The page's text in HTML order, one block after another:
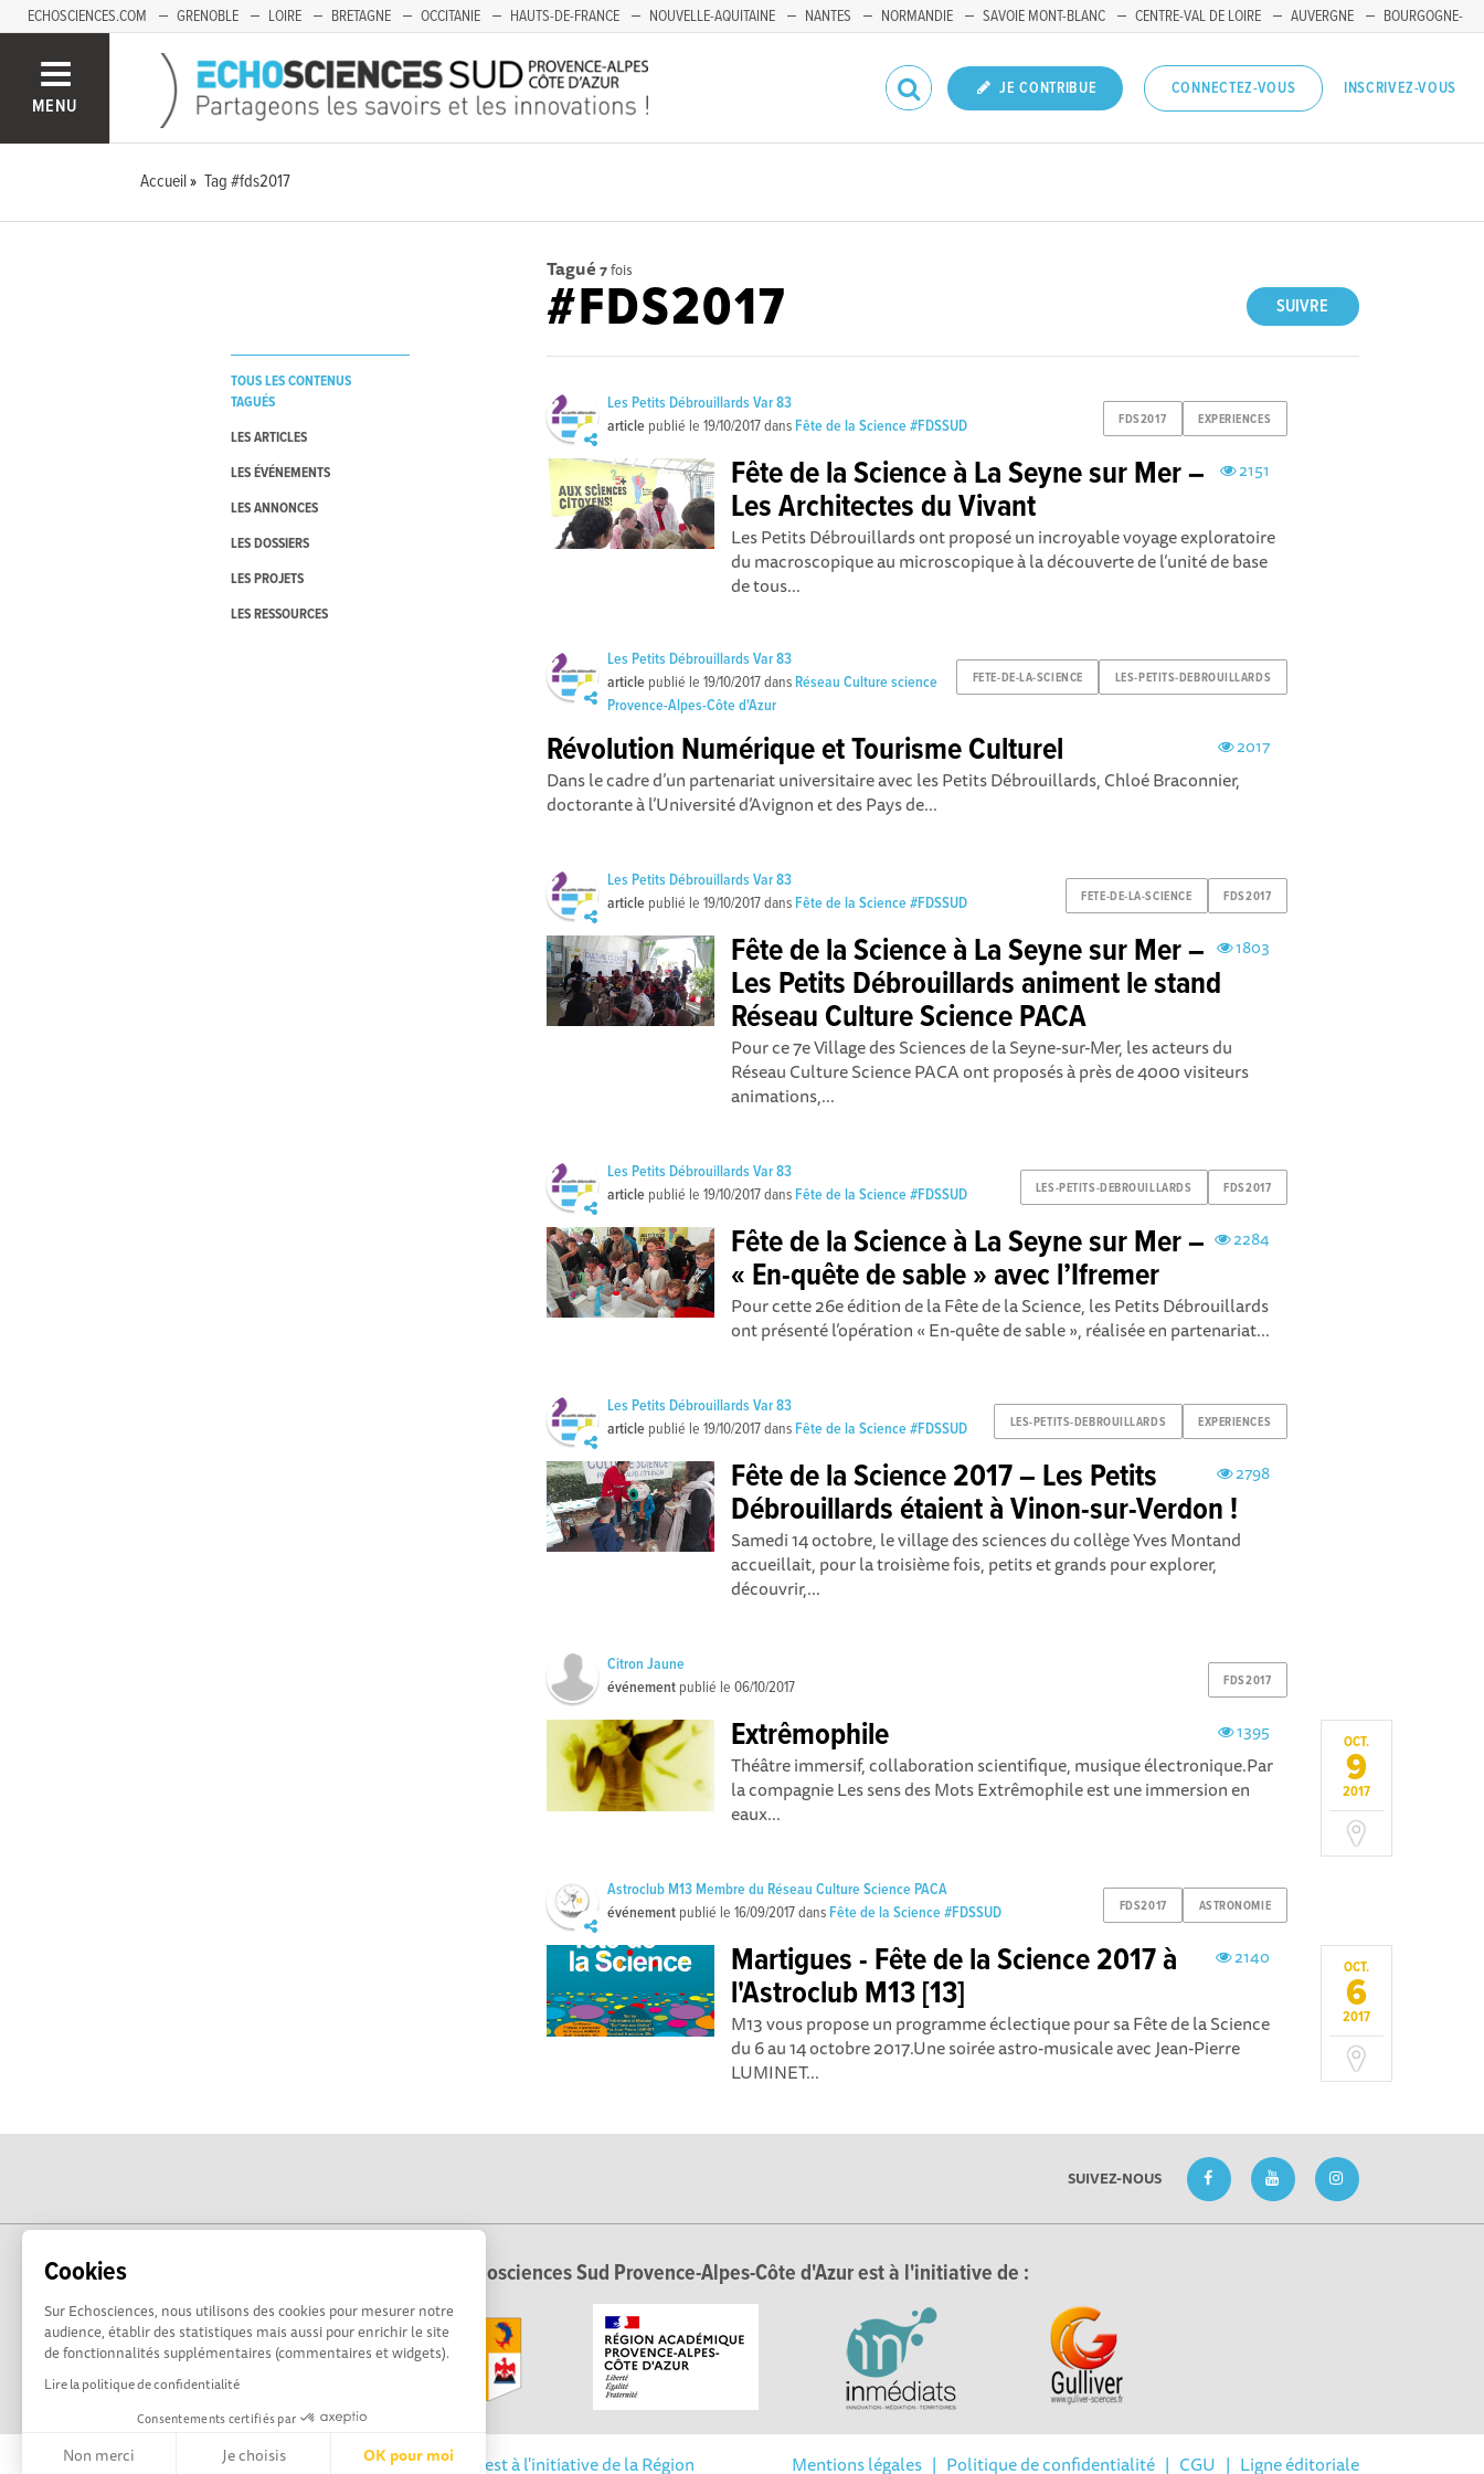
Cookies
Sur Echosciences, nous utilisons des cookies pour mesurer notre
audience, établir des statistiques mais aussi pour enrichir le site
de fonctionnalités supplémentaires (commentaires et widgets).
Lire la politique de confidentialité
Consentements certifiés par
Non merci Je choisis OK pour moi
ECHOSCIENCES.COM GRENOBLE LOIRE BRETAGNE OCCITANIE HAUTS-DE-FRANCE NOUVELLE-AQUITAINE NANTES NORMANDIE SAVOIE MONT-BLANC CENTRE-VAL DE LOIRE AUVERGNE
BOURGOGNE-
MENU
JE CONTRIBUE CONNECTEZ-VOUS INSCRIVEZ-VOUS
Accueil Tag #fds2017
TOUS LES CONTENUS
TAGUÉS
LES ARTICLES
LES ÉVÉNEMENTS
LES ANNONCES
LES DOSSIERS
LES PROJETS
LES RESSOURCES
Tagué 7fois
SUIVRE
#FDS2017
FDS2017 EXPERIENCES
Les Petits Débrouillards Var 83
article publié le19/10/2017dans Fête de la Science #FDSSUD
2151
Fête de la Science à La Seyne sur Mer –
Les Architectes du Vivant
Les Petits Débrouillards ont proposé un incroyable voyage exploratoire
du macroscopique au microscopique à la découverte de l’unité de base
de tous...
FETE-DE-LA-SCIENCE LES-PETITS-DEBROUILLARDS
Les Petits Débrouillards Var 83
article publié le19/10/2017dans Réseau Culture science
Provence-Alpes-Côte d'Azur
2017
Révolution Numérique et Tourisme Culturel
Dans le cadre d’un partenariat universitaire avec les Petits Débrouillards, Chloé Braconnier,
doctorante à l’Université d’Avignon et des Pays de...
FETE-DE-LA-SCIENCE FDS2017
Les Petits Débrouillards Var 83
article publié le19/10/2017dans Fête de la Science #FDSSUD
1803
Fête de la Science à La Seyne sur Mer –
Les Petits Débrouillards animent le stand
Réseau Culture Science PACA
Pour ce 7e Village des Sciences de la Seyne-sur-Mer, les acteurs du
Réseau Culture Science PACA ont proposés à près de 4000 visiteurs
animations,...
LES-PETITS-DEBROUILLARDS FDS2017
Les Petits Débrouillards Var 83
article publié le19/10/2017dans Fête de la Science #FDSSUD
2284
Fête de la Science à La Seyne sur Mer –
« En-quête de sable » avec l’Ifremer
Pour cette 26e édition de la Fête de la Science, les Petits Débrouillards
ont présenté l’opération « En-quête de sable », réalisée en partenariat...
LES-PETITS-DEBROUILLARDS EXPERIENCES
Les Petits Débrouillards Var 83
article publié le19/10/2017dans Fête de la Science #FDSSUD
2798
Fête de la Science 2017 – Les Petits
Débrouillards étaient à Vinon-sur-Verdon !
Samedi 14 octobre, le village des sciences du collège Yves Montand
accueillait, pour la troisième fois, petits et grands pour explorer,
découvrir,...
FDS2017
Citron Jaune
événement publié le06/10/2017
OCT.
9
2017
1395
Extrêmophile
Théâtre immersif, collaboration scientifique, musique électronique.Par
la compagnie Les sens des Mots Extrêmophile est une immersion en
eaux...
FDS2017 ASTRONOMIE
Astroclub M13 Membre du Réseau Culture Science PACA
événement publié le16/09/2017dans Fête de la Science #FDSSUD
OCT.
6
2017
2140
Martigues - Fête de la Science 2017 à
l'Astroclub M13 [13]
M13 vous propose un programme éclectique pour sa Fête de la Science
du 6 au 14 octobre 2017.Une soirée astro-musicale avec Jean-Pierre
LUMINET...
SUIVEZ-NOUS
Echosciences Sud Provence-Alpes-Côte d'Azur est à l'initiative de :
Echosciences Sud Provence-Alpes-Côte d'Azur est à l'initiative de la Région Mentions légales| Politique de confidentialité| CGU | Ligne éditoriale